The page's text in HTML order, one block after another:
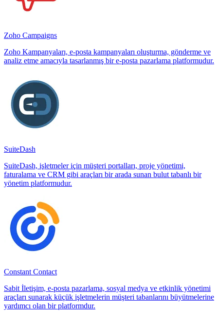
Zoho Campaigns
Zoho Kampanyaları, e-posta kampanyaları oluşturma, gönderme ve
analiz etme amacıyla tasarlanmış bir e-posta pazarlama platformudur.
SuiteDash
SuiteDash, işletmeler için müşteri portalları, proje yönetimi,
faturalama ve CRM gibi araçları bir arada sunan bulut tabanlı bir
yönetim platformudur.
Constant Contact
Sabit İletişim, e-posta pazarlama, sosyal medya ve etkinlik yönetimi
araçları sunarak küçük işletmelerin müşteri tabanlarını büyütmelerine
yardımcı olan bir platformdur.